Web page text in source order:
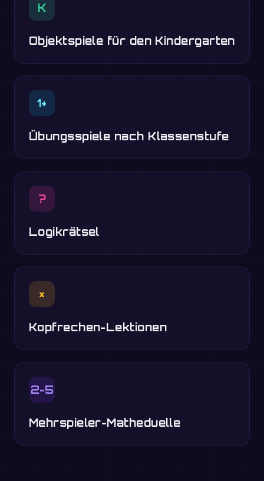
K
Objektspiele für den Kindergarten
1+
Übungsspiele nach Klassenstufe
?
Logikrätsel
×
Kopfrechen-Lektionen
2-5
Mehrspieler-Matheduelle